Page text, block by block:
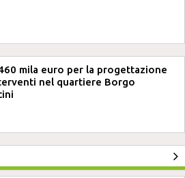
mila euro per la progettazione
nel quartiere Borgo